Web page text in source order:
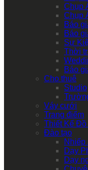
Chụp
Chụp
Báo
Báo
Sự
Thời
Báo
Cho thuê
Studio
Váy cưới
Trang điểm
Thiết Kế Đồ
Đào tạo
Nhiếp
Dạy
Dạy